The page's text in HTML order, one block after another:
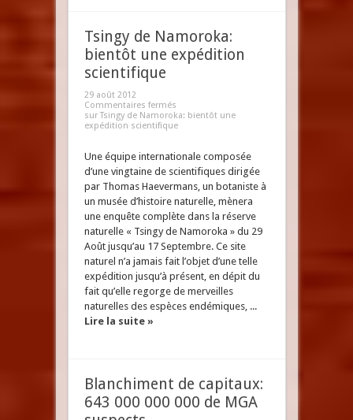
Tsingy de Namoroka:
bientôt une expédition
scientifique
29 août 2012
Commentaires fermés
sur Tsingy de Namoroka: bientôt une
expédition scientifique
Une équipe internationale composée
d’une vingtaine de scientifiques dirigée
par Thomas Haevermans, un botaniste à
un musée d’histoire naturelle, mènera
une enquête complète dans la réserve
naturelle « Tsingy de Namoroka » du 29
Août jusqu’au 17 Septembre. Ce site
naturel n’a jamais fait l’objet d’une telle
expédition jusqu’à présent, en dépit du
fait qu’elle regorge de merveilles
naturelles des espèces endémiques, ...
Lire la suite »
Blanchiment de capitaux:
643 000 000 000 de MGA